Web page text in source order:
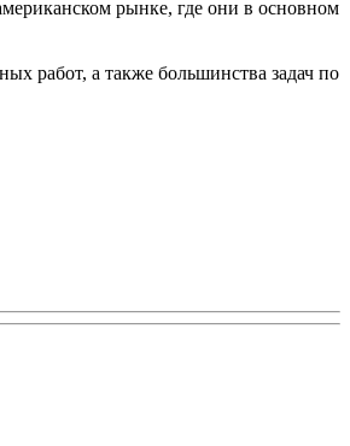
рынке, где они в основном
работ, а также большинства задач по